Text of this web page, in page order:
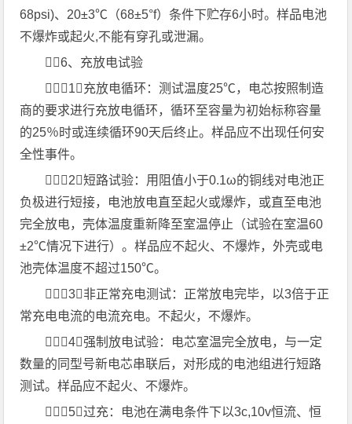
68psi)、20±3℃（68±5°f）条件下贮存6小时。样品电池
不爆炸或起火,不能有穿孔或泄漏。
6、充放电试验
（1）充放电循环：测试温度25℃，电芯按照制造
商的要求进行充放电循环，循环至容量为初始标称容量
的25％时或连续循环90天后终止。样品应不出现任何安
全性事件。
（2）短路试验：用阻值小于0.1ω的铜线对电池正
负极进行短接，电池放电直至起火或爆炸，或直至电池
完全放电，壳体温度重新降至室温停止（试验在室温60
±2℃情况下进行）。样品应不起火、不爆炸，外壳或电
池壳体温度不超过150℃。
（3）非正常充电测试：正常放电完毕，以3倍于正
常充电电流的电流充电。不起火，不爆炸。
（4）强制放电试验：电芯室温完全放电，与一定
数量的同型号新电芯串联后，对形成的电池组进行短路
测试。样品应不起火、不爆炸。
（5）过充：电池在满电条件下以3c,10v恒流、恒